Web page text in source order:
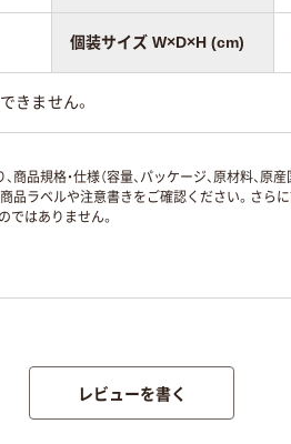
個装サイズ W×D×H (cm)
きません。
規格・仕様（容量、パッケージ、原材料、原
ラベルや注意書きをご確認ください。さら
ではありません。
レビューを書く